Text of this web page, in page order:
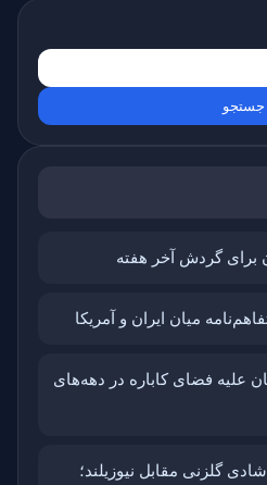
برای گردش آخر هفته
میان ایران و آمریکا
علیه فضای کاباره در دهه‌های
گلزنی مقابل نیوزیلند؛